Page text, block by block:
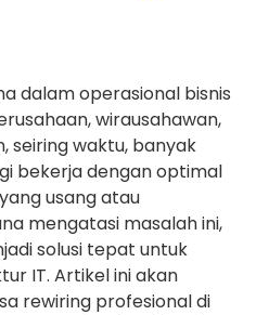
dalam operasional bisnis
wirausahawan,
seiring waktu, banyak
bekerja dengan optimal
usang atau
mengatasi masalah ini,
solusi tepat untuk
IT. Artikel ini akan
rewiring profesional di